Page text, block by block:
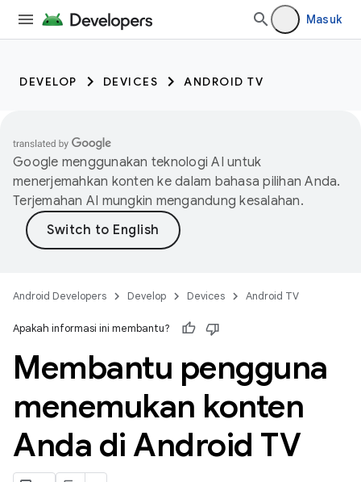
Masuk
DEVELOP DEVICES ANDROID TV
Google menggunakan teknologi AI untuk
menerjemahkan konten ke dalam bahasa pilihan Anda.
Terjemahan AI mungkin mengandung kesalahan.
Android Developers Develop Devices Android TV
Apakah informasi ini membantu?
Membantu pengguna
menemukan konten
Anda di Android TV